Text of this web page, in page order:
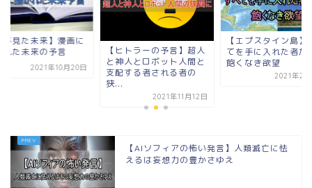
ラーの予言】超人
とロボット人間と
する者される者の
【エプスタイン島】すべ
てを手に入れた者たちの
飽くなき欲望
2021年2月20日
【私が見た未来】漫
描かれた未来の予言
2021年10
【AIソフィアの怖い発言】人類滅亡に怯
えるは妄想力の豊かさゆえ